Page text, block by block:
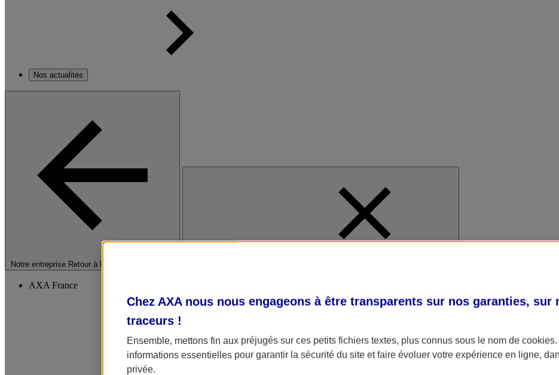
Nos actualités
Notre entreprise Retour à la section précédente
AXA France
Chez AXA nous nous engageons à être transparents sur nos garanties, sur
traceurs !
Ensemble, mettons fin aux préjugés sur ces petits fichiers textes, plus connus sous le nom de cookies
informations essentielles pour garantir la sécurité du site et faire évoluer votre expérience en ligne,
privée.